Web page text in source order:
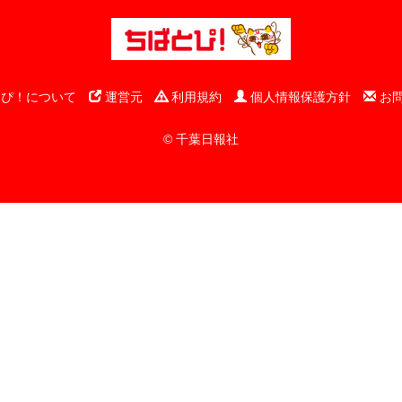
！について 運営元 利用規約 個人情報保護方針 お
© 千葉日報社